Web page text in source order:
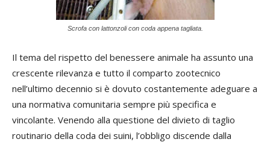
Scrofa con lattonzoli con coda appena tagliata.
Il tema del rispetto del benessere animale ha assunto una
crescente rilevanza e tutto il comparto zootecnico
nell’ultimo decennio si è dovuto costantemente adeguare a
una normativa comunitaria sempre più specifica e
vincolante. Venendo alla questione del divieto di taglio
routinario della coda dei suini, l’obbligo discende dalla